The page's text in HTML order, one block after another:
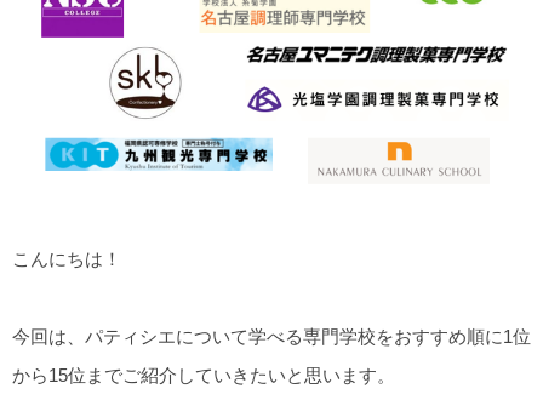
こんにちは！
今回は、パティシエについて学べる専門学校をおすすめ順に1位
から15位までご紹介していきたいと思います。